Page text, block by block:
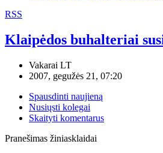
RSS
Klaipėdos buhalteriai
Vakarai LT
2007, gegužės 21, 07:20
Spausdinti naujieną
Nusiųsti kolegai
Skaityti komentarus
Pranešimas žiniasklaidai